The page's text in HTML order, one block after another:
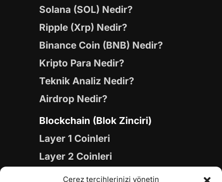
Çerez tercihlerinizi yönetin
Solana (SOL) Nedir?
Ripple (Xrp) Nedir?
Binance Coin (BNB) Nedir?
Kripto Para Nedir?
Teknik Analiz Nedir?
Airdrop Nedir?
Blockchain (Blok Zinciri)
Layer 1 Coinleri
Layer 2 Coinleri
Yapay Zeka (AI) Coinleri